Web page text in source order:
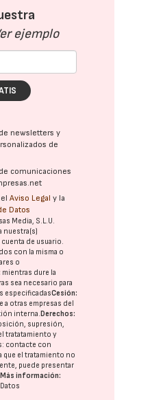
ejemplo
newsletters y
de
comunicaciones
elAviso Legal y la
Datos
Media, S.L.U.
nuestra(s)
de usuario.
con la misma o
o
mientras dure la
sea necesario para
especificadasCesión:
a otras empresas del
interna. Derechos:
supresión,
tratatamiento y
contacte con
que el tratamiento no
puede presentar
Más información: